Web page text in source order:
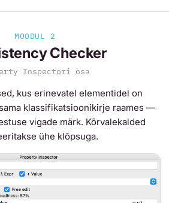
MOODUL 2
Checker
Inspectori osa
kus erinevatel elementidel on
klassifikatsioonikirje raames —
vigade märk. Kõrvalekalded
ühe klõpsuga.